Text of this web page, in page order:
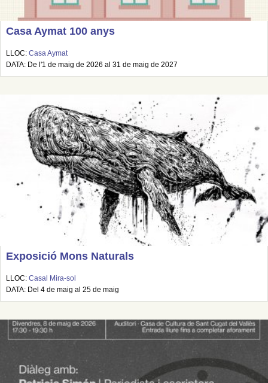
Casa Aymat 100 anys
LLOC: Casa Aymat
DATA: De l'1 de maig de 2026 al 31 de maig de 2027
Exposició Mons Naturals
LLOC: Casal Mira-sol
DATA: Del 4 de maig al 25 de maig